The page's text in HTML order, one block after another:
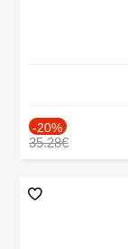
-20%
35.28€